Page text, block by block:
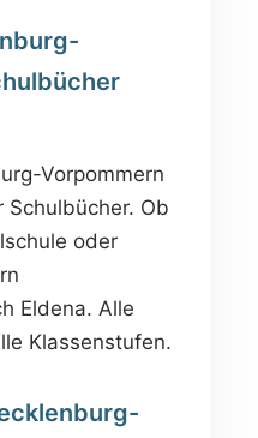
Vorpommern
Ob
oder
Eldena. Alle
Klassenstufen.